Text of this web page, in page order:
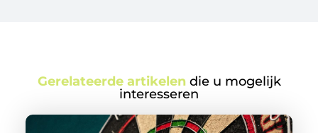
Gerelateerde artikelendie u mogelijk
interesseren